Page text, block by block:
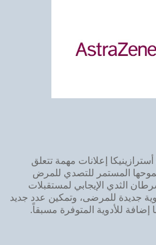
إعلانات مهمة تتعلق
المستمر للتصدي للمرض
الثدي الإيجابي لمستقبلات
جديدة للمرضى، وتمكين عدد جديد
للأدوية المتوفرة مسبقاً.